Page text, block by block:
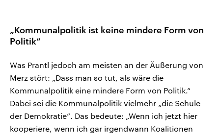
„Kommunalpolitik ist keine mindere Form von
Politik“
Was Prantl jedoch am meisten an der Äußerung von
Merz stört: „Dass man so tut, als wäre die
Kommunalpolitik eine mindere Form von Politik.“
Dabei sei die Kommunalpolitik vielmehr „die Schule
der Demokratie“. Das bedeute: „Wenn ich jetzt hier
kooperiere, wenn ich gar irgendwann Koalitionen